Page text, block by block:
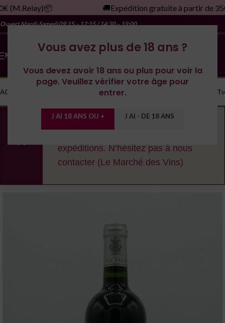
Vous avez plus de 18 ans ?
Vous devez avoir 18 ans ou plus pour voir la
page. Veuillez vérifier votre âge pour
entrer.
J AI 18 ANS OU + J AI - DE 18 ANS
(M.Relay)📦 🚚Expédition gratuite à partir de
Ouvert Mardi-Samedi09:15 – 12:15 / 14:30 – 19:00
MENU
ACCUEIL LES DOMAINESYONNE CONTACT
En cas de fortes chaleurs, nous nous
expéditions. N’hésitez pas à nous
contacter (Le Marché des Vins)